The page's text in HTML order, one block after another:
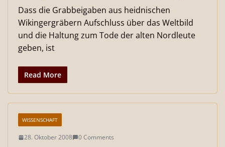
Dass die Grabbeigaben aus heidnischen
Wikingergräbern Aufschluss über das Weltbild
und die Haltung zum Tode der alten Nordleute
geben, ist
Read More
WISSENSCHAFT
28. Oktober 2008 0 Comments